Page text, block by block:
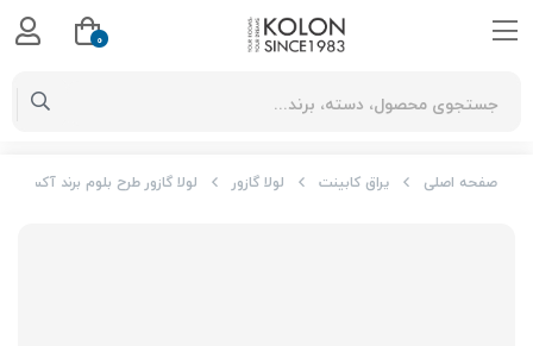
صفحه اصلی یراق کابینت لولا گازور لولا گازور طرح بلوم برند آکس
0